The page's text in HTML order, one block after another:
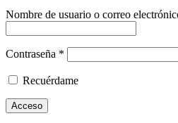
Nombre de usuario o correo
Contraseña *
Recuérdame
Acceso